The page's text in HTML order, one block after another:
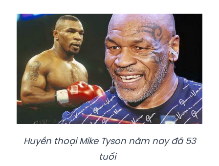
Huyền thoại Mike Tyson năm nay đã 53
tuổi